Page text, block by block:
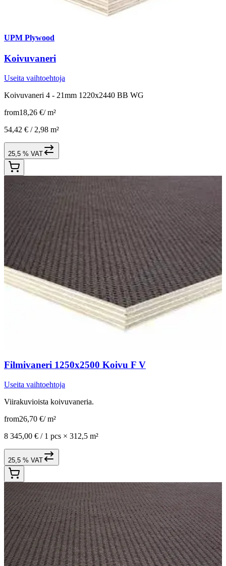
UPM Plywood
Koivuvaneri
Useita vaihtoehtoja
Koivuvaneri 4 - 21mm 1220x2440 BB WG
from18,26 €/ m²
54,42 € / 2,98 m²
25,5 % VAT
Filmivaneri 1250x2500 Koivu F V
Useita vaihtoehtoja
Viirakuvioista koivuvaneria.
from26,70 €/ m²
8 345,00 € / 1 pcs × 312,5 m²
25,5 % VAT